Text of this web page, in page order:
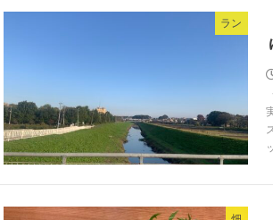
ラン